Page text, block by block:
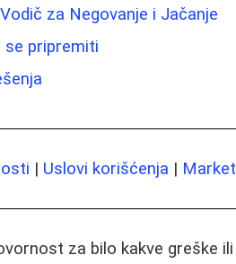
za Negovanje i Jačanje
se pripremiti
| Uslovi korišćenja |
za bilo kakve greške